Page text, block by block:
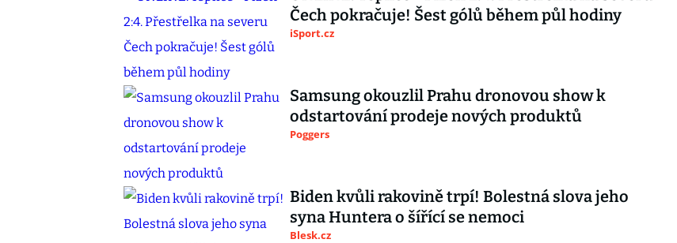
Čech pokračuje! Šest gólů během půl hodiny
iSport.cz
Samsung okouzlil Prahu dronovou show k
odstartování prodeje nových produktů
Poggers
Biden kvůli rakovině trpí! Bolestná slova jeho
syna Huntera o šířící se nemoci
Blesk.cz